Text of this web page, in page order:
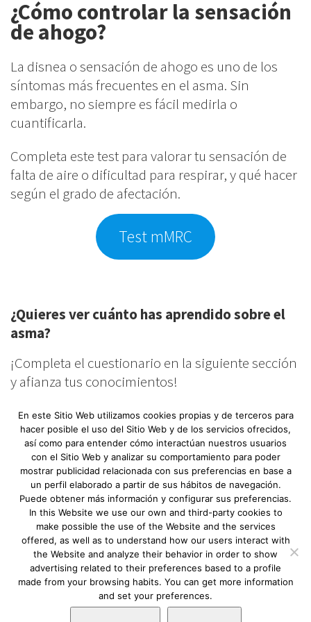
Módulo 5: Ejercicio
físico
2
Módulo 6:
Desencadenantes
2
Módulo 7: Tabaco 2
Módulo 8: Manejo del
estrés y la ansiedad
¿Cómo controlar la sensación
de ahogo?
La disnea o sensación de ahogo es uno de los
síntomas más frecuentes en el asma. Sin
embargo, no siempre es fácil medirla o
cuantificarla.
Completa este test para valorar tu sensación de
falta de aire o dificultad para respirar, y qué hacer
según el grado de afectación.
Test mMRC
¿Quieres ver cuánto has aprendido sobre el
asma?
¡Completa el cuestionario en la siguiente sección
y afianza tus conocimientos!
He leído y comprendo laPolítica
de Privacidad
Alternative:
Información de contacto
Dirección:Paseo de las Delicias, 30.
Madrid 28045
Mapa:Ver localización
Aviso Legal|Política de privacidad|Descargo
de responsabilidad|Requerimientos
mínimos|Fundación Lovexair|Terminos de
servicio| Copyright © Lovexair
En este Sitio Web utilizamos cookies propias y de terceros para
hacer posible el uso del Sitio Web y de los servicios ofrecidos,
así como para entender cómo interactúan nuestros usuarios
con el Sitio Web y analizar su comportamiento para poder
mostrar publicidad relacionada con sus preferencias en base a
un perfil elaborado a partir de sus hábitos de navegación.
Puede obtener más información y configurar sus preferencias.
In this Website we use our own and third-party cookies to
make possible the use of the Website and the services
offered, as well as to understand how our users interact with
the Website and analyze their behavior in order to show
advertising related to their preferences based to a profile
made from your browsing habits. You can get more information
and set your preferences.